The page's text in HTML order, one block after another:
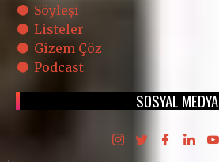
Söyleşi
Listeler
Gizem Çöz
Podcast
SOSYAL MEDYA